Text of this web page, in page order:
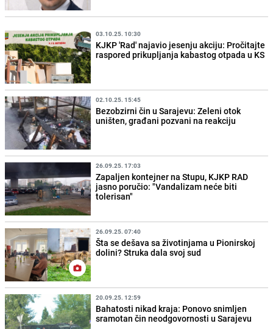
03.10.25. 10:30
KJKP 'Rad' najavio jesenju akciju: Pročitajte
raspored prikupljanja kabastog otpada u KS
02.10.25. 15:45
Bezobzirni čin u Sarajevu: Zeleni otok
uništen, građani pozvani na reakciju
26.09.25. 17:03
Zapaljen kontejner na Stupu, KJKP RAD
jasno poručio: "Vandalizam neće biti
tolerisan"
26.09.25. 07:40
Šta se dešava sa životinjama u Pionirskoj
dolini? Struka dala svoj sud
20.09.25. 12:59
Bahatosti nikad kraja: Ponovo snimljen
sramotan čin neodgovornosti u Sarajevu